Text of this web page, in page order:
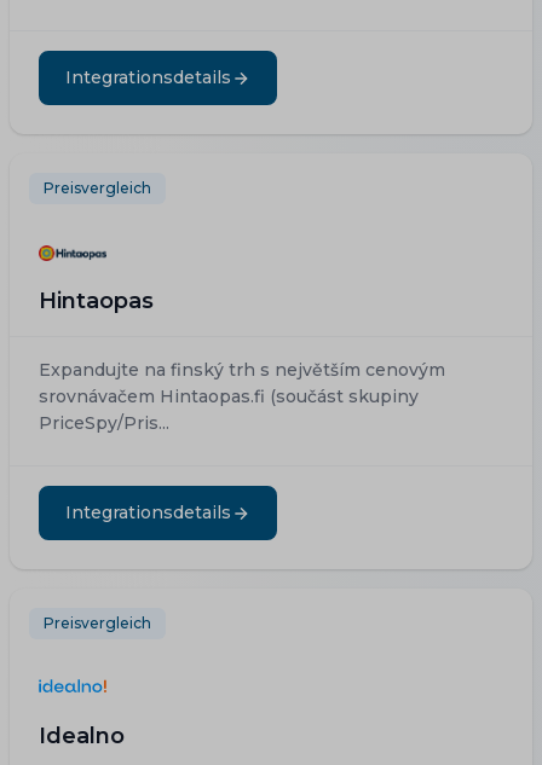
Integrationsdetails
Preisvergleich
Hintaopas
Expandujte na finský trh s největším cenovým
srovnávačem Hintaopas.fi (součást skupiny
PriceSpy/Pris...
Integrationsdetails
Preisvergleich
Idealno